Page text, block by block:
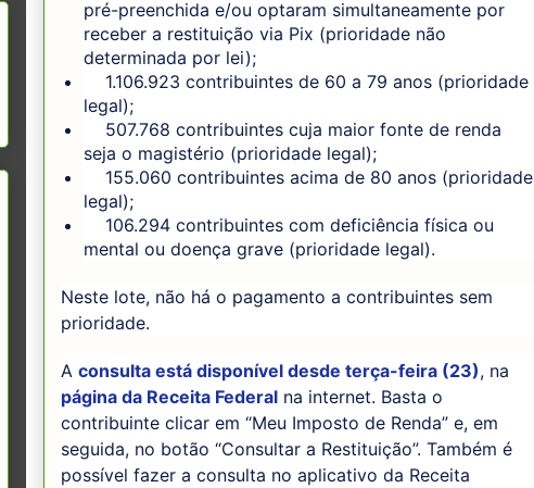
pré-preenchida e/ou optaram simultaneamente por
receber a restituição via Pix (prioridade não
determinada por lei);
1.106.923 contribuintes de 60 a 79 anos (prioridade
legal);
507.768 contribuintes cuja maior fonte de renda
seja o magistério (prioridade legal);
155.060 contribuintes acima de 80 anos (prioridade
legal);
106.294 contribuintes com deficiência física ou
mental ou doença grave (prioridade legal).
Neste lote, não há o pagamento a contribuintes sem
prioridade.
A consulta está disponível desde terça-feira (23), na
página da Receita Federal na internet. Basta o
contribuinte clicar em “Meu Imposto de Renda” e, em
seguida, no botão “Consultar a Restituição”. Também é
possível fazer a consulta no aplicativo da Receita